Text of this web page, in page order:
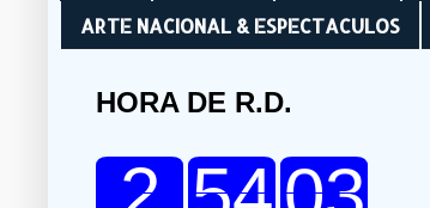
ARTE NACIONAL & ESPECTACULOS
HORA DE R.D.